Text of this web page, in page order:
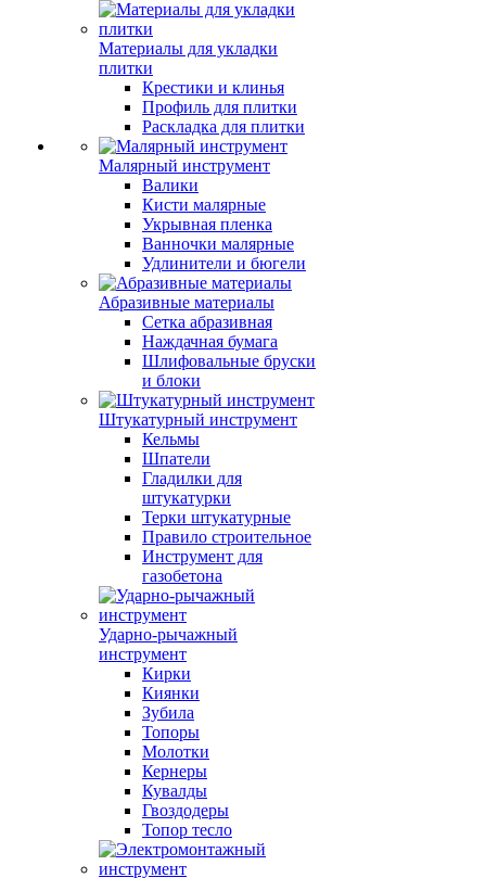
Материалы для укладки
плитки
Крестики и клинья
Профиль для плитки
Раскладка для плитки
Малярный инструмент
Валики
Кисти малярные
Укрывная пленка
Ванночки малярные
Удлинители и бюгели
Абразивные материалы
Сетка абразивная
Наждачная бумага
Шлифовальные бруски
и блоки
Штукатурный инструмент
Кельмы
Шпатели
Гладилки для
штукатурки
Терки штукатурные
Правило строительное
Инструмент для
газобетона
Ударно-рычажный
инструмент
Кирки
Киянки
Зубила
Топоры
Молотки
Кернеры
Кувалды
Гвоздодеры
Топор тесло